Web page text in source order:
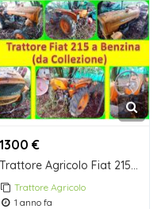
1300 €
Trattore Agricolo
1 anno fa